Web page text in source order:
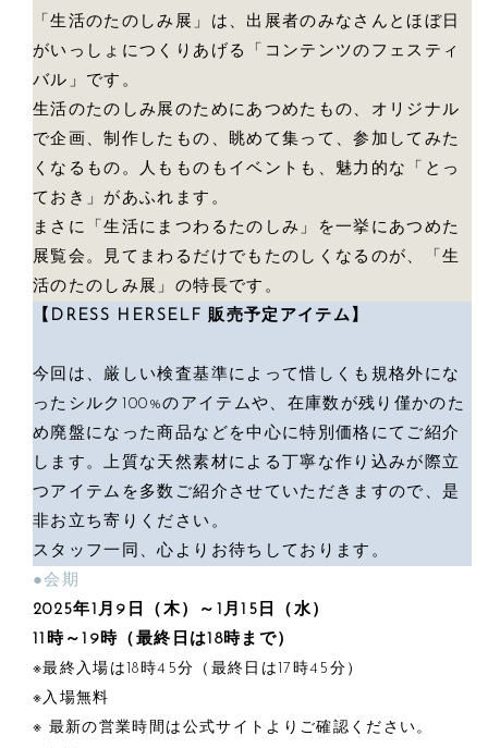
「生活のたのしみ展」は、出展者のみなさんとほぼ日
がいっしょにつくりあげる「コンテンツのフェスティ
バル」です。
生活のたのしみ展のためにあつめたもの、オリジナル
で企画、制作したもの、眺めて集って、参加してみた
くなるもの。人もものもイベントも、魅力的な「とっ
ておき」があふれます。
まさに「生活にまつわるたのしみ」を一挙にあつめた
展覧会。見てまわるだけでもたのしくなるのが、「生
活のたのしみ展」の特長です。
【DRESS HERSELF 販売予定アイテム】
今回は、厳しい検査基準によって惜しくも規格外にな
ったシルク100%のアイテムや、在庫数が残り僅かのた
め廃盤になった商品などを中心に特別価格にてご紹介
します。上質な天然素材による丁寧な作り込みが際立
つアイテムを多数ご紹介させていただきますので、是
非お立ち寄りください。
スタッフ一同、心よりお待ちしております。
●会期
2025年1月9日（木）～1月15日（水）
11時～19時（最終日は18時まで）
※最終入場は18時45分（最終日は17時45分）
※入場無料
※ 最新の営業時間は 公式サイト よりご確認ください。